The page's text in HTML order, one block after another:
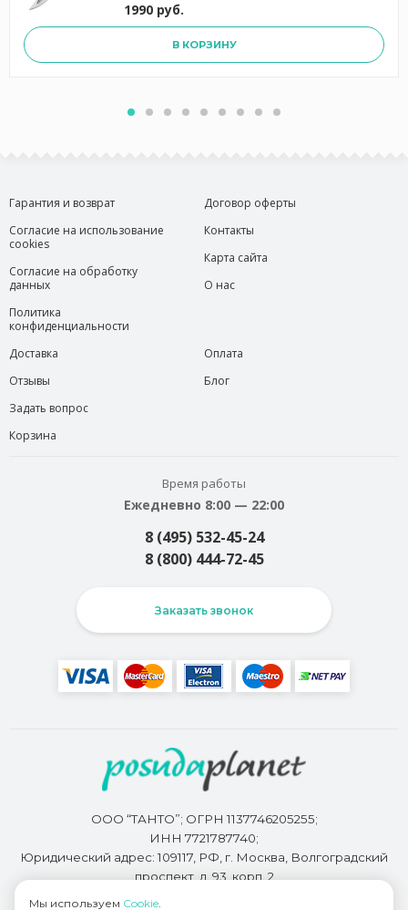
1990 руб.
В КОРЗИНУ
Гарантия и возврат
Согласие на использование
cookies
Согласие на обработку
данных
Политика
конфиденциальности
Договор оферты
Контакты
Карта сайта
О нас
Доставка
Отзывы
Задать вопрос
Корзина
Оплата
Блог
Время работы
Ежедневно 8:00 — 22:00
8 (495) 532-45-24
8 (800) 444-72-45
Заказать звонок
ООО “ТАНТО”; ОГРН 1137746205255;
ИНН 7721787740;
Юридический адрес: 109117, РФ, г. Москва, Волгоградский
проспект, д. 93, корп. 2
Мы используем Cookie.